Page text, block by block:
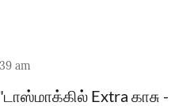
am
Extra காசு -